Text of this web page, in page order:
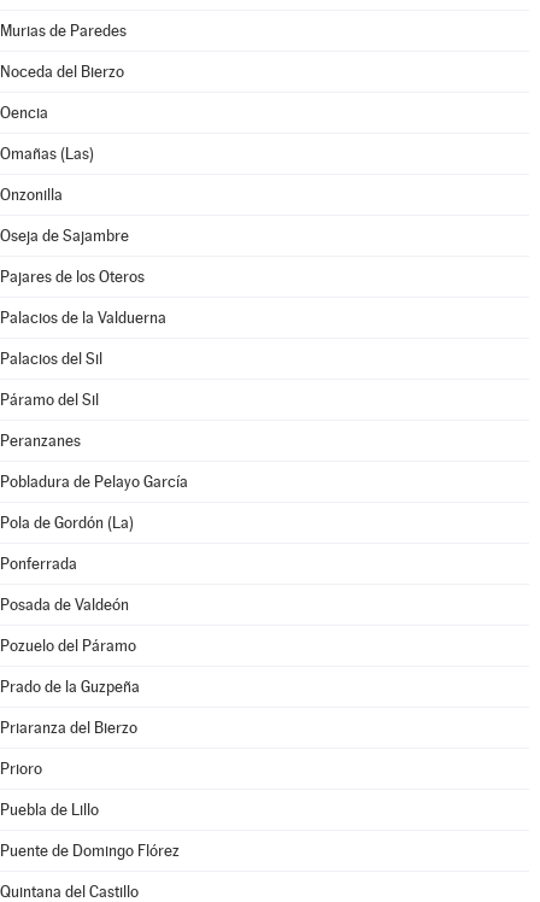
Murias de Paredes
Noceda del Bierzo
Oencia
Omañas (Las)
Onzonilla
Oseja de Sajambre
Pajares de los Oteros
Palacios de la Valduerna
Palacios del Sil
Páramo del Sil
Peranzanes
Pobladura de Pelayo García
Pola de Gordón (La)
Ponferrada
Posada de Valdeón
Pozuelo del Páramo
Prado de la Guzpeña
Priaranza del Bierzo
Prioro
Puebla de Lillo
Puente de Domingo Flórez
Quintana del Castillo